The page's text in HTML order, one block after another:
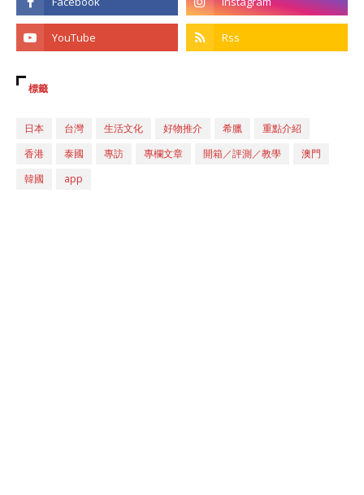
標籤
日本 台灣 生活文化 好物推介 希臘
重點介紹
香港
泰國 專訪 專欄文章 開箱／評測／教學
澳門
韓國
app